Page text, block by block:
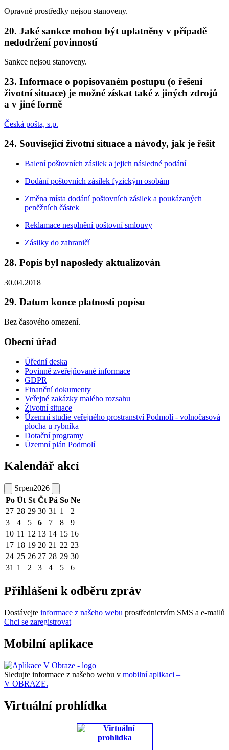
Opravné prostředky nejsou stanoveny.
20. Jaké sankce mohou být uplatněny v případě
nedodržení povinností
Sankce nejsou stanoveny.
23. Informace o popisovaném postupu (o řešení
životní situace) je možné získat také z jiných zdrojů
a v jiné formě
Česká pošta, s.p.
24. Související životní situace a návody, jak je řešit
Balení poštovních zásilek a jejich následné podání
Dodání poštovních zásilek fyzickým osobám
Změna místa dodání poštovních zásilek a poukázaných
peněžních částek
Reklamace nesplnění poštovní smlouvy
Zásilky do zahraničí
28. Popis byl naposledy aktualizován
30.04.2018
29. Datum konce platnosti popisu
Bez časového omezení.
Obecní úřad
Úřední deska
Povinně zveřejňované informace
GDPR
Finanční dokumenty
Veřejné zakázky malého rozsahu
Životní situace
Územní studie veřejného prostranství Podmolí - volnočasová
plocha u rybníka
Dotační programy
Územní plán Podmolí
Kalendář akcí
Srpen2026
Po Út St Čt Pá So Ne
27 28 29 30 31 1
2
3
4 5 6 7 8
9
10 11 12 13 14 15 16
17 18 19 20 21 22 23
24 25 26 27 28 29 30
31 1 2 3 4 5 6
Přihlášení k odběru zpráv
Dostávejte informace z našeho webu prostřednictvím SMS a e-mailů
Chci se zaregistrovat
Mobilní aplikace
Sledujte informace z našeho webu v mobilní aplikaci –
V OBRAZE.
Virtuální prohlídka